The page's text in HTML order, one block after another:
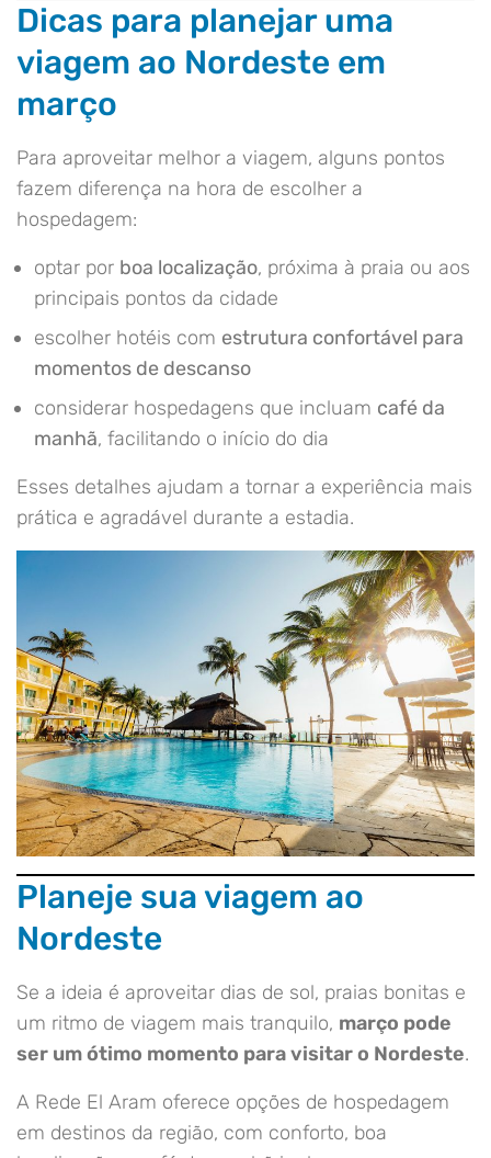
Dicas para planejar uma
viagem ao Nordeste em
março
Para aproveitar melhor a viagem, alguns pontos
fazem diferença na hora de escolher a
hospedagem:
optar por boa localização, próxima à praia ou aos
principais pontos da cidade
escolher hotéis com estrutura confortável para
momentos de descanso
considerar hospedagens que incluam café da
manhã, facilitando o início do dia
Esses detalhes ajudam a tornar a experiência mais
prática e agradável durante a estadia.
Planeje sua viagem ao
Nordeste
Se a ideia é aproveitar dias de sol, praias bonitas e
um ritmo de viagem mais tranquilo, março pode
ser um ótimo momento para visitar o Nordeste.
A Rede El Aram oferece opções de hospedagem
em destinos da região, com conforto, boa